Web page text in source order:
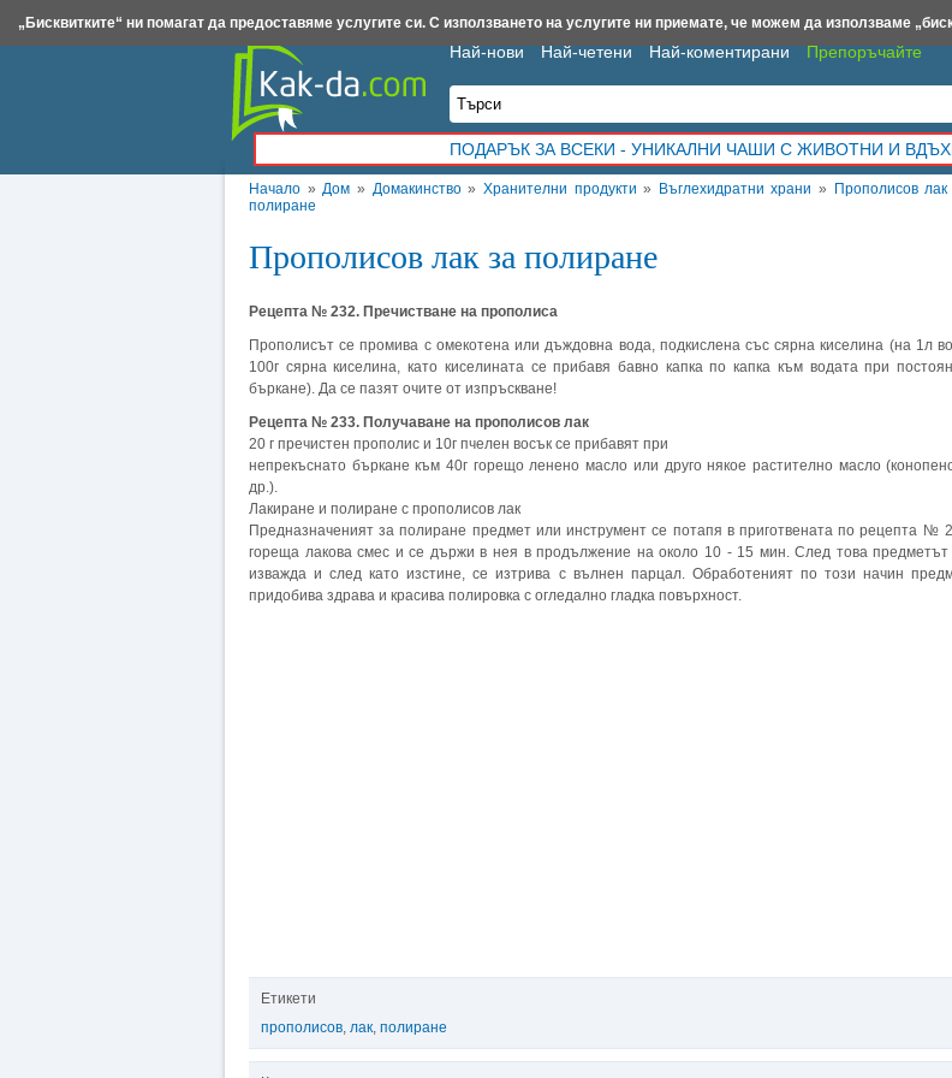
Начало »Дом » Домакинство» Хранителни продукти » Въглехидратни храни »
Прополисов лак
полиране
Прополисов лак за полиране
Рецепта № 232. Пречистване на прополиса
Прополисът се промива с омекотена или дъждовна вода, подкислена със сярна киселина (на 1л
100г сярна киселина, като киселината се прибавя бавно капка по капка към водата при
бъркане). Да се пазят очите от изпръскване!
Рецепта № 233. Получаване на прополисов лак
20 г пречистен прополис и 10г пчелен восък се прибавят при
непрекъснато бъркане към 40г горещо ленено масло или друго някое растително масло
др.).
Лакиране и полиране с прополисов лак
Предназначеният за полиране предмет или инструмент се потапя в приготвената по рецепта №
гореща лакова смес и се държи в нея в продължение на около 10 - 15 мин. След това предметът
изважда и след като изстине, се изтрива с вълнен парцал. Обработеният по този начин
придобива здрава и красива полировка с огледално гладка повърхност.
Етикети
прополисов, лак, полиране
Най-нови Най-четени Най-коментирани Препоръчайте
ПОДАРЪК ЗА ВСЕКИ - УНИКАЛНИ ЧАШИ С ЖИВОТНИ И
Insert.bg Framar.bg Kak-da.com Iztochnik.com BauBau.bg NewAge.bg
„Бисквитките“ ни помагат да предоставяме услугите си. С използването на услугите ни приемате, че можем да използваме